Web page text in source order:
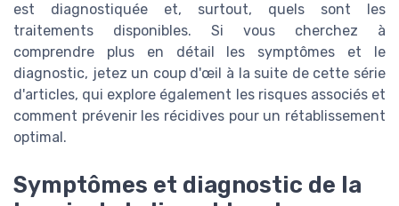
est diagnostiquée et, surtout, quels sont les
traitements disponibles. Si vous cherchez à
comprendre plus en détail les symptômes et le
diagnostic, jetez un coup d'œil à la suite de cette série
d'articles, qui explore également les risques associés et
comment prévenir les récidives pour un rétablissement
optimal.
Symptômes et diagnostic de la